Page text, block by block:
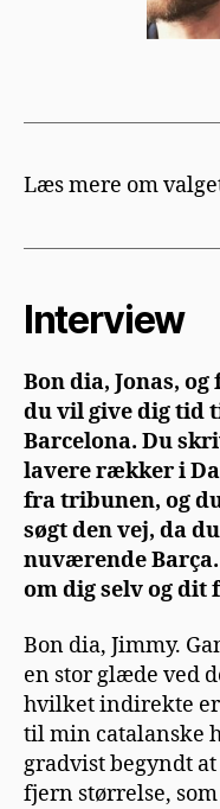
Læs mere om
Interview
Bon dia, Jonas,
du vil give dig tid
Barcelona. Du
lavere rækker i
fra tribunen, og
søgt den vej, da
nuværende
om dig selv og dit
Bon dia, Jimmy.
en stor glæde ved
hvilket indirekte
til min catalanske
gradvist begyndt
fjern størrelse,